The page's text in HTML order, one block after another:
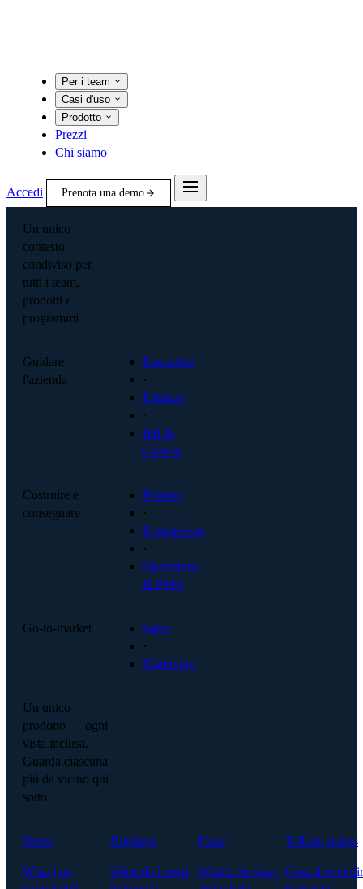
Per i team
Casi d'uso
Prodotto
Prezzi
Chi siamo
Accedi Prenota una demo
Un unico
contesto
condiviso per
tutti i team,
prodotti e
programmi.
Guidare
l'azienda
Executive
·
Finance
·
HR &
Cultura
Costruire e
consegnare
Product
·
Engineering
·
Operations
& PMO
Go-to-market
Sales
·
Marketing
Un unico
prodotto — ogni
vista inclusa.
Guarda ciascuna
più da vicino qui
sotto.
Notes
What just
Briefings
What do I need
Plans
What's the plan,
Talking points
Cosa dovrei